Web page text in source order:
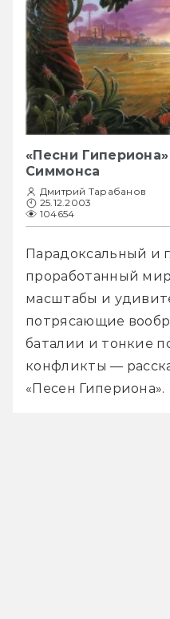
«Песни
Симмонса
Дмитрий Тарабанов
25.12.2003
104654
Парадоксальный и
проработанный
масштабы и
потрясающие
баталии и тонкие
конфликты —
«Песен Гипериона».